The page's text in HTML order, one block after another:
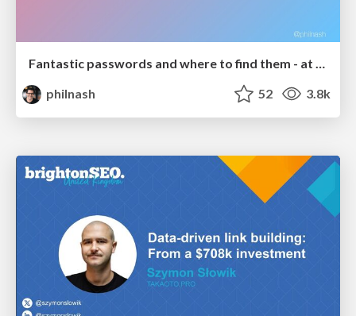
Fantastic passwords and where to find them - at NoRuKo
philnash
52 3.8k